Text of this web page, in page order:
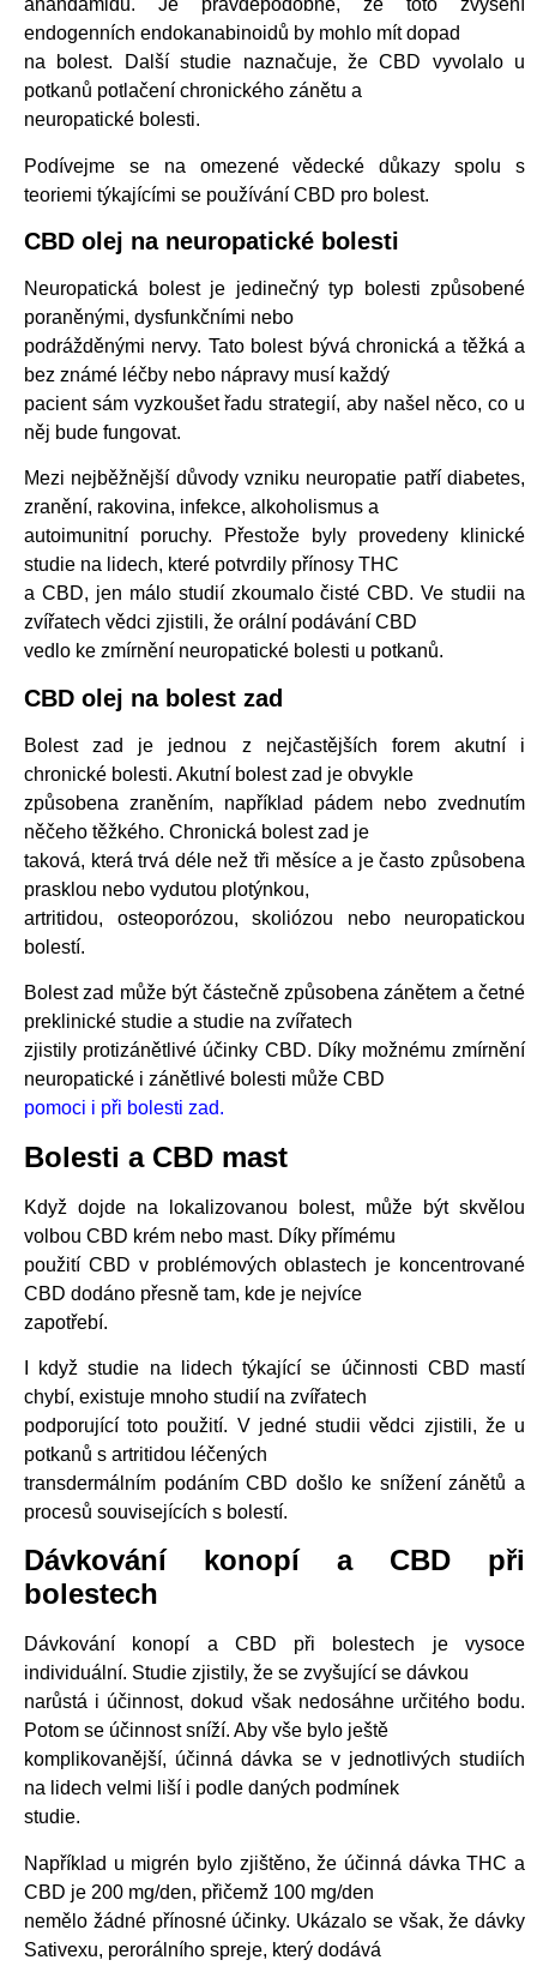
anandamidu. Je pravděpodobné, že toto zvýšení
endogenních endokanabinoidů by mohlo mít dopad
na bolest. Další studie naznačuje, že CBD vyvolalo u
potkanů potlačení chronického zánětu a
neuropatické bolesti.
Podívejme se na omezené vědecké důkazy spolu s
teoriemi týkajícími se používání CBD pro bolest.
CBD olej na neuropatické bolesti
Neuropatická bolest je jedinečný typ bolesti způsobené
poraněnými, dysfunkčními nebo
podrážděnými nervy. Tato bolest bývá chronická a těžká a
bez známé léčby nebo nápravy musí každý
pacient sám vyzkoušet řadu strategií, aby našel něco, co u
něj bude fungovat.
Mezi nejběžnější důvody vzniku neuropatie patří diabetes,
zranění, rakovina, infekce, alkoholismus a
autoimunitní poruchy. Přestože byly provedeny klinické
studie na lidech, které potvrdily přínosy THC
a CBD, jen málo studií zkoumalo čisté CBD. Ve studii na
zvířatech vědci zjistili, že orální podávání CBD
vedlo ke zmírnění neuropatické bolesti u potkanů.
CBD olej na bolest zad
Bolest zad je jednou z nejčastějších forem akutní i
chronické bolesti. Akutní bolest zad je obvykle
způsobena zraněním, například pádem nebo zvednutím
něčeho těžkého. Chronická bolest zad je
taková, která trvá déle než tři měsíce a je často způsobena
prasklou nebo vydutou plotýnkou,
artritidou, osteoporózou, skoliózou nebo neuropatickou
bolestí.
Bolest zad může být částečně způsobena zánětem a četné
preklinické studie a studie na zvířatech
zjistily protizánětlivé účinky CBD. Díky možnému zmírnění
neuropatické i zánětlivé bolesti může CBD
pomoci i při bolesti zad.
Bolesti a CBD mast
Když dojde na lokalizovanou bolest, může být skvělou
volbou CBD krém nebo mast. Díky přímému
použití CBD v problémových oblastech je koncentrované
CBD dodáno přesně tam, kde je nejvíce
zapotřebí.
I když studie na lidech týkající se účinnosti CBD mastí
chybí, existuje mnoho studií na zvířatech
podporující toto použití. V jedné studii vědci zjistili, že u
potkanů s artritidou léčených
transdermálním podáním CBD došlo ke snížení zánětů a
procesů souvisejících s bolestí.
Dávkování konopí a CBD při
bolestech
Dávkování konopí a CBD při bolestech je vysoce
individuální. Studie zjistily, že se zvyšující se dávkou
narůstá i účinnost, dokud však nedosáhne určitého bodu.
Potom se účinnost sníží. Aby vše bylo ještě
komplikovanější, účinná dávka se v jednotlivých studiích
na lidech velmi liší i podle daných podmínek
studie.
Například u migrén bylo zjištěno, že účinná dávka THC a
CBD je 200 mg/den, přičemž 100 mg/den
nemělo žádné přínosné účinky. Ukázalo se však, že dávky
Sativexu, perorálního spreje, který dodává